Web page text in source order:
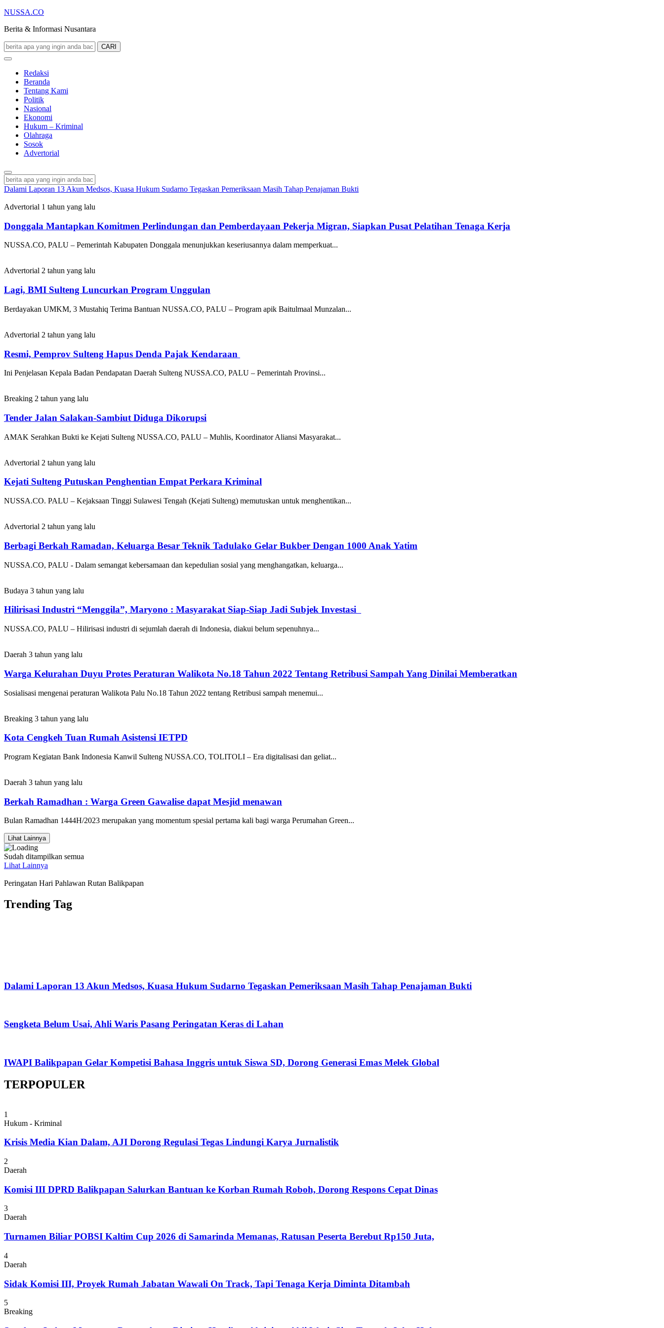
NUSSA.CO
Berita & Informasi Nusantara
CARI
Redaksi
Beranda
Tentang Kami
Politik
Nasional
Ekonomi
Hukum – Kriminal
Olahraga
Sosok
Advertorial
Dalami Laporan 13 Akun Medsos, Kuasa Hukum Sudarno Tegaskan Pemeriksaan Masih Tahap Penajaman Bukti
Advertorial 1 tahun yang lalu
Donggala Mantapkan Komitmen Perlindungan dan Pemberdayaan Pekerja Migran, Siapkan Pusat Pelatihan Tenaga Kerja
NUSSA.CO, PALU – Pemerintah Kabupaten Donggala menunjukkan keseriusannya dalam memperkuat...
Advertorial 2 tahun yang lalu
Lagi, BMI Sulteng Luncurkan Program Unggulan
Berdayakan UMKM, 3 Mustahiq Terima Bantuan NUSSA.CO, PALU – Program apik Baitulmaal Munzalan...
Advertorial 2 tahun yang lalu
Resmi, Pemprov Sulteng Hapus Denda Pajak Kendaraan
Ini Penjelasan Kepala Badan Pendapatan Daerah Sulteng NUSSA.CO, PALU – Pemerintah Provinsi...
Breaking 2 tahun yang lalu
Tender Jalan Salakan-Sambiut Diduga Dikorupsi
AMAK Serahkan Bukti ke Kejati Sulteng NUSSA.CO, PALU – Muhlis, Koordinator Aliansi Masyarakat...
Advertorial 2 tahun yang lalu
Kejati Sulteng Putuskan Penghentian Empat Perkara Kriminal
NUSSA.CO. PALU – Kejaksaan Tinggi Sulawesi Tengah (Kejati Sulteng) memutuskan untuk menghentikan...
Advertorial 2 tahun yang lalu
Berbagi Berkah Ramadan, Keluarga Besar Teknik Tadulako Gelar Bukber Dengan 1000 Anak Yatim
NUSSA.CO, PALU - Dalam semangat kebersamaan dan kepedulian sosial yang menghangatkan, keluarga...
Budaya 3 tahun yang lalu
Hilirisasi Industri “Menggila”, Maryono : Masyarakat Siap-Siap Jadi Subjek Investasi
NUSSA.CO, PALU – Hilirisasi industri di sejumlah daerah di Indonesia, diakui belum sepenuhnya...
Daerah 3 tahun yang lalu
Warga Kelurahan Duyu Protes Peraturan Walikota No.18 Tahun 2022 Tentang Retribusi Sampah Yang Dinilai Memberatkan
Sosialisasi mengenai peraturan Walikota Palu No.18 Tahun 2022 tentang Retribusi sampah menemui...
Breaking 3 tahun yang lalu
Kota Cengkeh Tuan Rumah Asistensi IETPD
Program Kegiatan Bank Indonesia Kanwil Sulteng NUSSA.CO, TOLITOLI – Era digitalisasi dan geliat...
Daerah 3 tahun yang lalu
Berkah Ramadhan : Warga Green Gawalise dapat Mesjid menawan
Bulan Ramadhan 1444H/2023 merupakan yang momentum spesial pertama kali bagi warga Perumahan Green...
Lihat Lainnya
Sudah ditampilkan semua
Lihat Lainnya
Peringatan Hari Pahlawan Rutan Balikpapan
Trending Tag
Dalami Laporan 13 Akun Medsos, Kuasa Hukum Sudarno Tegaskan Pemeriksaan Masih Tahap Penajaman Bukti
Sengketa Belum Usai, Ahli Waris Pasang Peringatan Keras di Lahan
IWAPI Balikpapan Gelar Kompetisi Bahasa Inggris untuk Siswa SD, Dorong Generasi Emas Melek Global
TERPOPULER
1
Hukum - Kriminal
Krisis Media Kian Dalam, AJI Dorong Regulasi Tegas Lindungi Karya Jurnalistik
2
Daerah
Komisi III DPRD Balikpapan Salurkan Bantuan ke Korban Rumah Roboh, Dorong Respons Cepat Dinas
3
Daerah
Turnamen Biliar POBSI Kaltim Cup 2026 di Samarinda Memanas, Ratusan Peserta Berebut Rp150 Juta,
4
Daerah
Sidak Komisi III, Proyek Rumah Jabatan Wawali On Track, Tapi Tenaga Kerja Diminta Ditambah
5
Breaking